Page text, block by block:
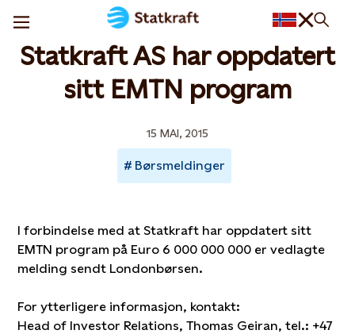
Statkraft AS har oppdatert
sitt EMTN program
15 MAI, 2015
Børsmeldinger
I forbindelse med at Statkraft har oppdatert sitt
EMTN program på Euro 6 000 000 000 er vedlagte
melding sendt Londonbørsen.
For ytterligere informasjon, kontakt:
Head of Investor Relations, Thomas Geiran, tel.: +47